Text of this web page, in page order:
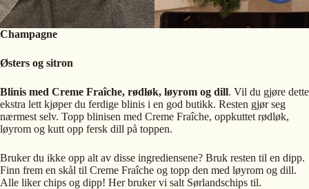
Champagne
Østers og sitron
Blinis med Creme Fraîche, rødløk, løyrom og dill. Vil du gjøre dette
ekstra lett kjøper du ferdige blinis i en god butikk. Resten gjør seg
nærmest selv. Topp blinisen med Creme Fraîche, oppkuttet rødløk,
løyrom og kutt opp fersk dill på toppen.
Bruker du ikke opp alt av disse ingrediensene? Bruk resten til en dipp.
Finn frem en skål til Creme Fraîche og topp den med løyrom og dill.
Alle liker chips og dipp! Her bruker vi salt Sørlandschips til.